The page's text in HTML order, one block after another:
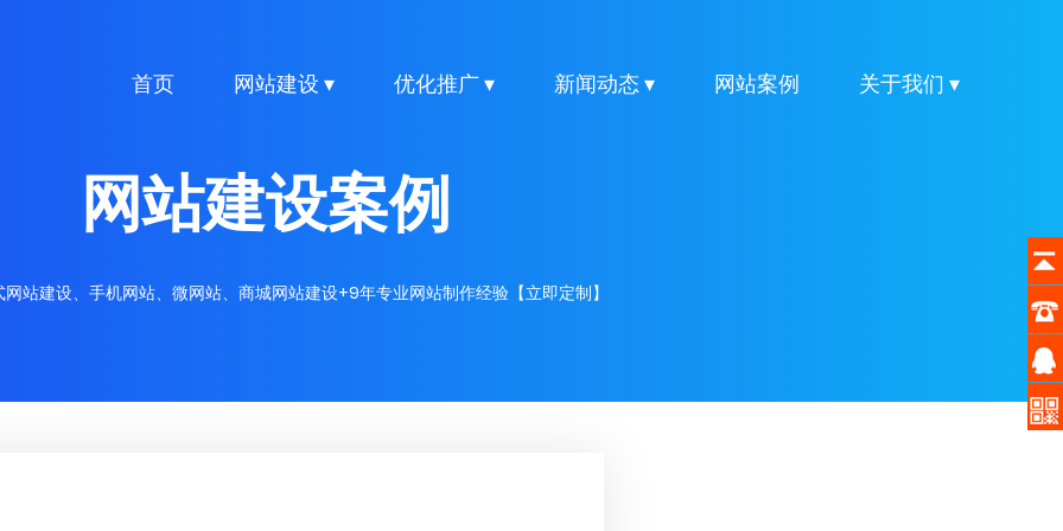
首页 网站建设 ▾ 优化推广 ▾ 新闻动态 ▾ 网站案例 关于我们 ▾
网站建设案例
站建设、手机网站、微网站、商城网站建设+9年专业网站制作经验【立即定制】